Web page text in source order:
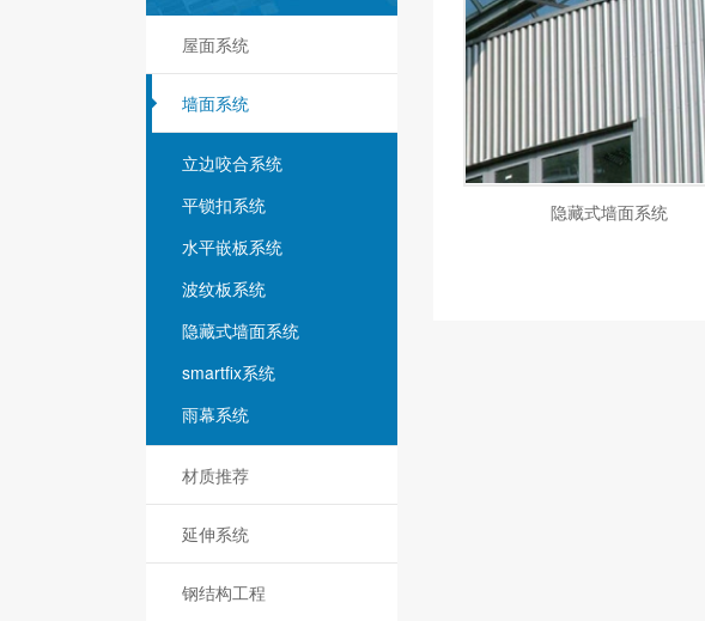
屋面系统
墙面系统
立边咬合系统
平锁扣系统
水平嵌板系统
波纹板系统
隐藏式墙面系统
smartfix系统
雨幕系统
材质推荐
延伸系统
钢结构工程
隐藏式墙面系统